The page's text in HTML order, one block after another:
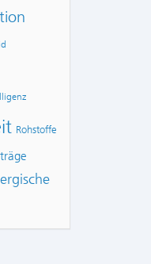
Rohstoffe